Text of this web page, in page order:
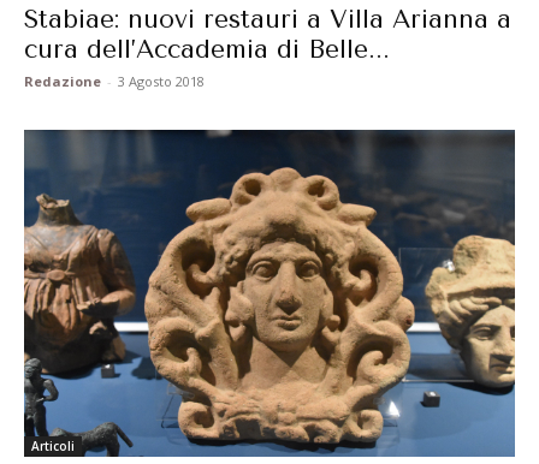
Stabiae: nuovi restauri a Villa Arianna a
cura dell’Accademia di Belle...
Redazione - 3 Agosto 2018
Articoli